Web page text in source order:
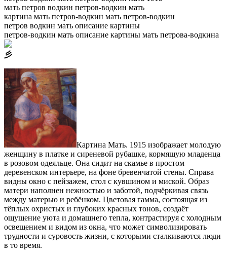
мать петров водкин петров-водкин мать
картина мать петров-водкин мать петров-водкин
петров водкин мать описание картины
петров-водкин мать описание картины мать петрова-водкина
⼺
Картина Мать. 1915 изображает молодую
женщину в платке и сиреневой рубашке, кормящую младенца
в розовом одеяльце. Она сидит на скамье в простом
деревенском интерьере, на фоне бревенчатой стены. Справа
видны окно с пейзажем, стол с кувшином и миской. Образ
матери наполнен нежностью и заботой, подчёркивая связь
между матерью и ребёнком. Цветовая гамма, состоящая из
тёплых охристых и глубоких красных тонов, создаёт
ощущение уюта и домашнего тепла, контрастируя с холодным
освещением и видом из окна, что может символизировать
трудности и суровость жизни, с которыми сталкиваются люди
в то время.